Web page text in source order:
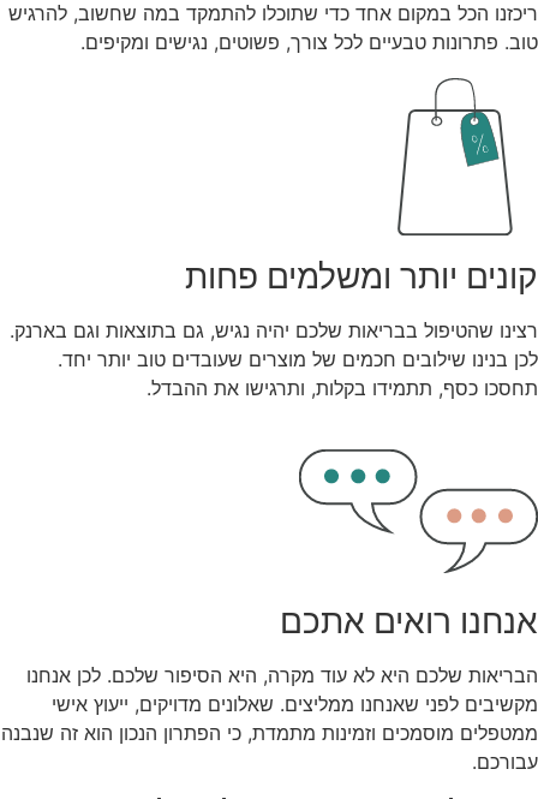
ריכזנו הכל במקום אחד כדי שתוכלו להתמקד במה שחשוב, להרגיש
טוב. פתרונות טבעיים לכל צורך, פשוטים, נגישים ומקיפים.
קונים יותר ומשלמים פחות
רצינו שהטיפול בבריאות שלכם יהיה נגיש, גם בתוצאות וגם בארנק.
לכן בנינו שילובים חכמים של מוצרים שעובדים טוב יותר יחד.
תחסכו כסף, תתמידו בקלות, ותרגישו את ההבדל.
אנחנו רואים אתכם
הבריאות שלכם היא לא עוד מקרה, היא הסיפור שלכם. לכן אנחנו
מקשיבים לפני שאנחנו ממליצים. שאלונים מדויקים, ייעוץ אישי
ממטפלים מוסמכים וזמינות מתמדת, כי הפתרון הנכון הוא זה שנבנה
עבורכם.